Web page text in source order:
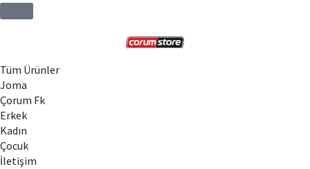
Tüm Ürünler
Joma
Çorum Fk
Erkek
Kadın
Çocuk
İletişim